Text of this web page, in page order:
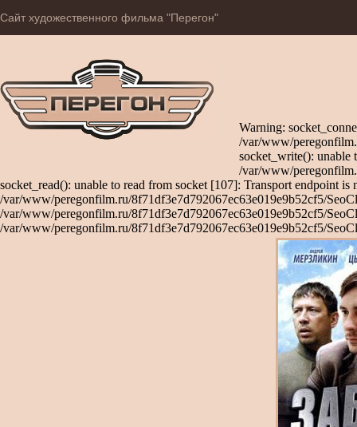
Сайт художественного фильма "Перегон"
Warning:
/var/www/
socket_write(): unable
/var/www/
socket_read(): unable to read from socket [107]: Transport endpoint is
/var/www/peregonfilm.ru/8f71df3e7d792067ec63e019e9b52cf5/
/var/www/peregonfilm.ru/8f71df3e7d792067ec63e019e9b52cf5/
/var/www/peregonfilm.ru/8f71df3e7d792067ec63e019e9b52cf5/